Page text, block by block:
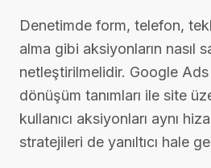
Denetimde form, telefon,
alma gibi aksiyonların nasıl
netleştirilmelidir. Google Ads
dönüşüm tanımları ile site
kullanıcı aksiyonları aynı
stratejileri de yanıltıcı hale